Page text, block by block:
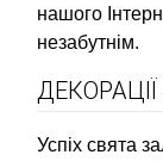
нашого
незабутнім.
Успіх свята